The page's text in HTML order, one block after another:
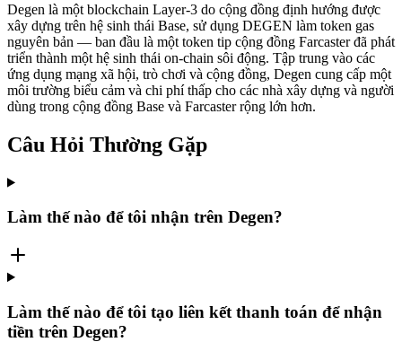
Degen là một blockchain Layer-3 do cộng đồng định hướng được
xây dựng trên hệ sinh thái Base, sử dụng DEGEN làm token gas
nguyên bản — ban đầu là một token tip cộng đồng Farcaster đã phát
triển thành một hệ sinh thái on-chain sôi động. Tập trung vào các
ứng dụng mạng xã hội, trò chơi và cộng đồng, Degen cung cấp một
môi trường biểu cảm và chi phí thấp cho các nhà xây dựng và người
dùng trong cộng đồng Base và Farcaster rộng lớn hơn.
Câu Hỏi Thường Gặp
Làm thế nào để tôi nhận trên Degen?
Làm thế nào để tôi tạo liên kết thanh toán để nhận
tiền trên Degen?